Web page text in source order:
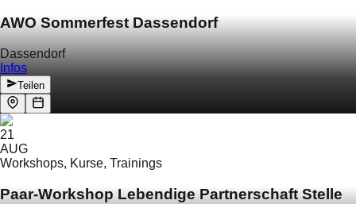
AWO Sommerfest Dassendorf
Dassendorf
Infos
Teilen
21
AUG
Workshops, Kurse, Trainings
Paar-Workshop Lebendige Partnerschaft Stelle